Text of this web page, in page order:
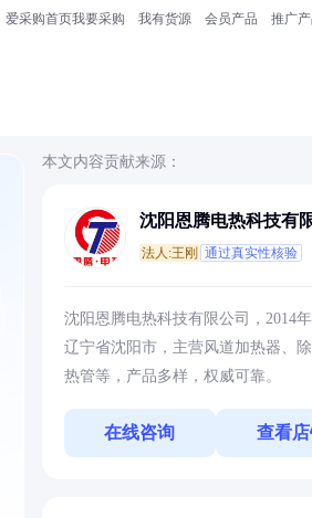
爱采购首页我要采购 我有货源 会员产品 推广
本文内容贡献来源：
沈阳恩腾电热科技有
法人:王刚 通过真实性核验
沈阳恩腾电热科技有限公司，2014
辽宁省沈阳市，主营风道加热器、
热管等，产品多样，权威可靠。
在线咨询 查看